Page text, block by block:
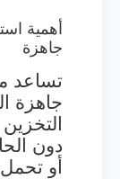
أهمية
جاهزة
تساعد
جاهزة
دون
أو